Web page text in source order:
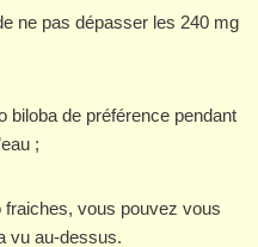
ne pas dépasser les 240 mg
biloba de préférence pendant
;
fraiches, vous pouvez vous
vu au-dessus.